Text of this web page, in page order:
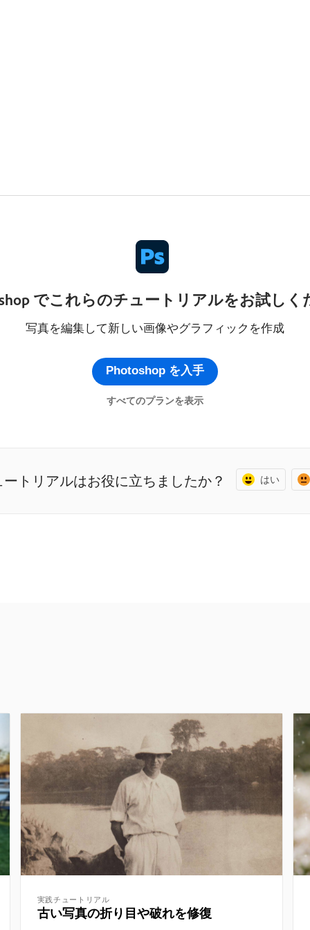
でこれらのチュートリアルをお試しく
写真を編集して新しい画像やグラフィックを作成
Photoshop を入手
すべてのプランを表示
トリアルはお役に立ちましたか？ はい
実践チュートリアル
古い写真の折り目や破れを修復